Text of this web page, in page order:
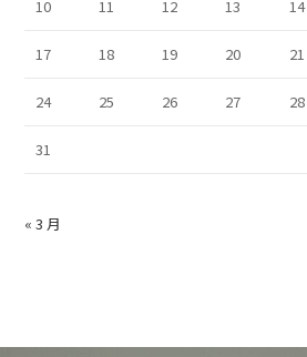
10 11 12 13 14
17 18 19 20 21
24 25 26 27 28
31
« 3 月